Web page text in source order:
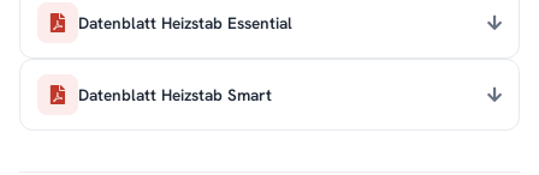
Datenblatt Heizstab Essential
Datenblatt Heizstab Smart